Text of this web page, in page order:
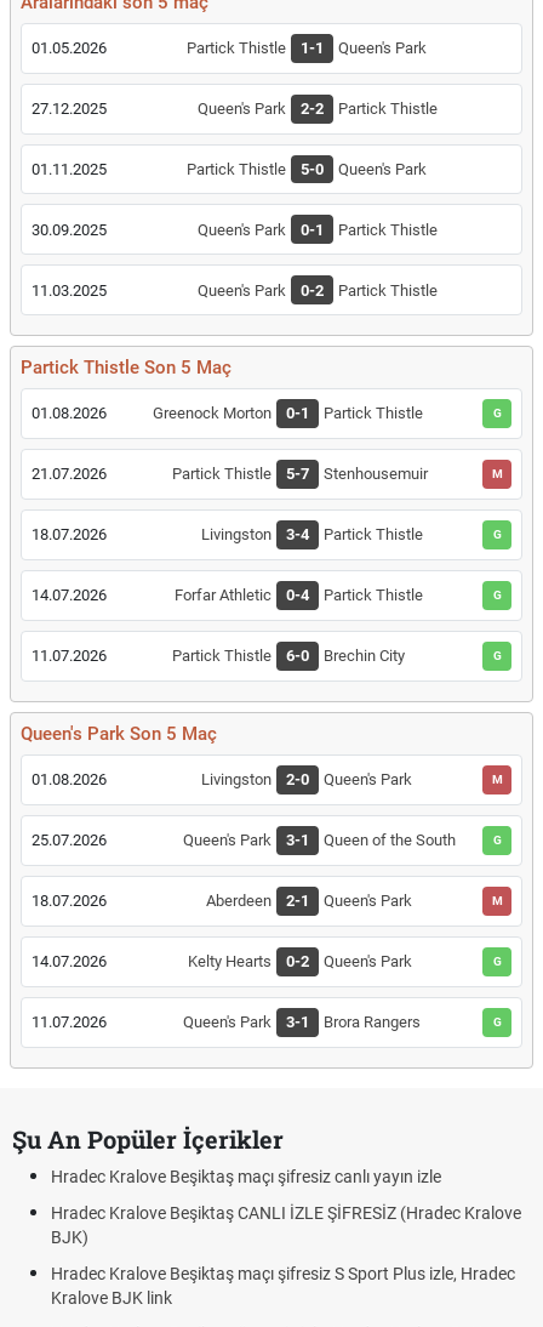
01.05.2026 Partick Thistle 1-1 Queen's Park
27.12.2025 Queen's Park 2-2 Partick Thistle
01.11.2025 Partick Thistle 5-0 Queen's Park
30.09.2025 Queen's Park 0-1 Partick Thistle
11.03.2025 Queen's Park 0-2 Partick Thistle
Partick Thistle Son 5 Maç
01.08.2026 Greenock Morton 0-1 Partick Thistle G
21.07.2026 Partick Thistle 5-7 Stenhousemuir M
18.07.2026 Livingston 3-4 Partick Thistle G
14.07.2026 Forfar Athletic 0-4 Partick Thistle G
11.07.2026 Partick Thistle 6-0 Brechin City G
Queen's Park Son 5 Maç
01.08.2026 Livingston 2-0 Queen's Park M
25.07.2026 Queen's Park 3-1 Queen of the South G
18.07.2026 Aberdeen 2-1 Queen's Park M
14.07.2026 Kelty Hearts 0-2 Queen's Park G
11.07.2026 Queen's Park 3-1 Brora Rangers G
Şu An Popüler İçerikler
Hradec Kralove Beşiktaş maçı şifresiz canlı yayın izle
Hradec Kralove Beşiktaş CANLI İZLE ŞİFRESİZ (Hradec Kralove
BJK)
Hradec Kralove Beşiktaş maçı şifresiz S Sport Plus izle, Hradec
Kralove BJK link